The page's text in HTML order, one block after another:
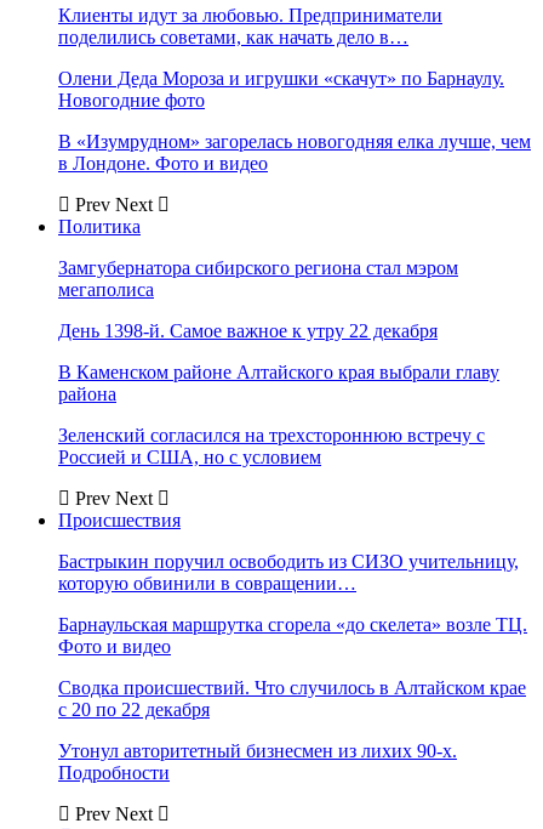
Клиенты идут за любовью. Предприниматели
поделились советами, как начать дело в…
Олени Деда Мороза и игрушки «скачут» по Барнаулу.
Новогодние фото
В «Изумрудном» загорелась новогодняя елка лучше, чем
в Лондоне. Фото и видео
Prev Next
Политика
Замгубернатора сибирского региона стал мэром
мегаполиса
День 1398-й. Самое важное к утру 22 декабря
В Каменском районе Алтайского края выбрали главу
района
Зеленский согласился на трехстороннюю встречу с
Россией и США, но с условием
Prev Next
Происшествия
Бастрыкин поручил освободить из СИЗО учительницу,
которую обвинили в совращении…
Барнаульская маршрутка сгорела «до скелета» возле ТЦ.
Фото и видео
Сводка происшествий. Что случилось в Алтайском крае
с 20 по 22 декабря
Утонул авторитетный бизнесмен из лихих 90-х.
Подробности
Prev Next